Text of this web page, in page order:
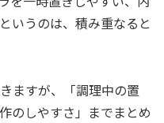
いうのは、積み重なると
ますが、「調理中の置
のしやすさ」までまとめ